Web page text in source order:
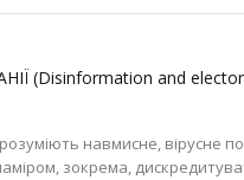
(Disinformation and
навмисне, вірусне
зокрема,